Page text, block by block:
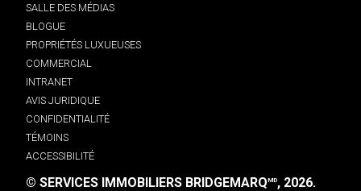
SALLE DES MÉDIAS
BLOGUE
PROPRIÉTÉS LUXUEUSES
COMMERCIAL
INTRANET
AVIS JURIDIQUE
CONFIDENTIALITÉ
TÉMOINS
ACCESSIBILITÉ
© SERVICES IMMOBILIERS BRIDGEMARQMD, 2026.